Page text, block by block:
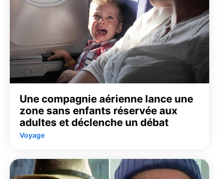
Une compagnie aérienne lance une
zone sans enfants réservée aux
adultes et déclenche un débat
Voyage